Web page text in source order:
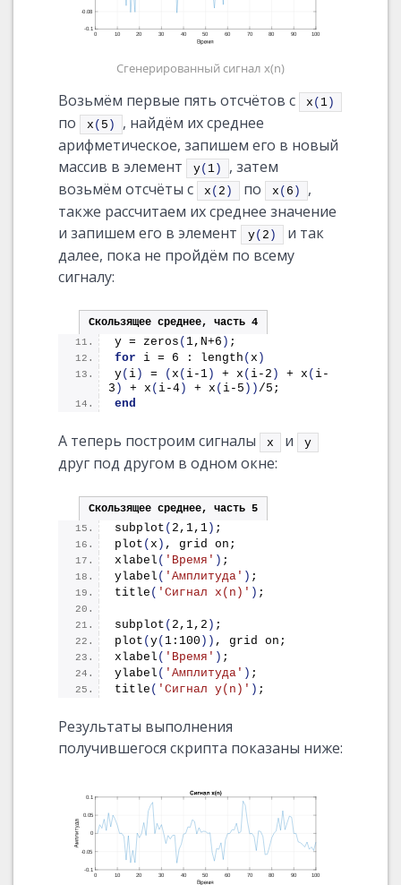
Сгенерированный сигнал x(n)
Возьмём первые пять отсчётов с x ( 1)
по x ( 5 )
, найдём их среднее
арифметическое, запишем его в новый
массив в элемент
y( 1)
, затем
возьмём отсчёты с
x ( 2 ) по x ( 6 )
,
также рассчитаем их среднее значение
и запишем его в элемент
y( 2 )
и так
далее, пока не пройдём по всему
сигналу:
Скользящее среднее, часть 4
y = zeros ( 1,N+6 ) ;
for i = 6 : length (x )
y( i) = (x ( i-1) + x ( i-2 ) + x ( i-
3 ) + x ( i-4) + x ( i-5 )) /5;
end
А теперь построим сигналы x и y
друг под другом в одном окне:
Скользящее среднее, часть 5
subplot ( 2,1,1) ;
plot (x ) , grid on;
xlabel ( 'Время' ) ;
ylabel ( 'Амплитуда' ) ;
title ( 'Сигнал x(n)' ) ;
subplot ( 2,1,2 ) ;
plot (y( 1:100 )) , grid on;
xlabel ( 'Время' ) ;
ylabel ( 'Амплитуда' ) ;
title ( 'Сигнал y(n)' ) ;
Результаты выполнения
получившегося скрипта показаны ниже: